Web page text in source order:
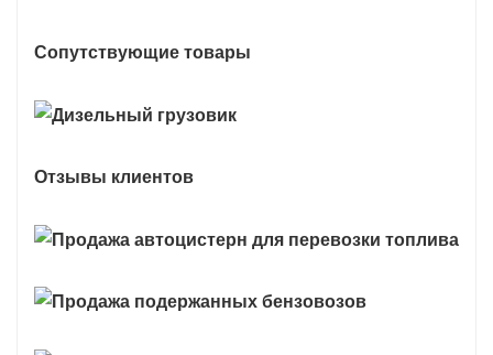
Сопутствующие товары
Отзывы клиентов